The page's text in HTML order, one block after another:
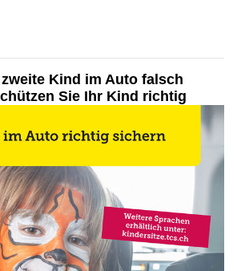
Kind im Auto falsch
Sie Ihr Kind richtig